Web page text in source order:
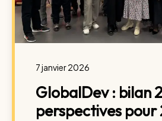
7 janvier 2026
GlobalDev : bilan
perspectives pour